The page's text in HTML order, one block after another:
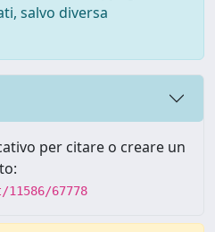
salvo diversa
per citare o creare un
67778